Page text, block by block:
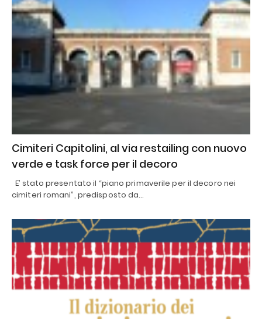
Cimiteri Capitolini, al via restailing con nuovo
verde e task force per il decoro
E’ stato presentato il “piano primaverile per il decoro nei
cimiteri romani”, predisposto da…